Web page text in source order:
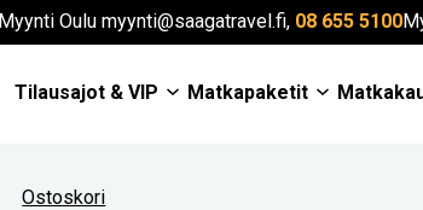
Myynti Oulu myynti@saagatravel.fi, 08 655 5100
Tilausajot & VIP Matkapaketit
Ostoskori